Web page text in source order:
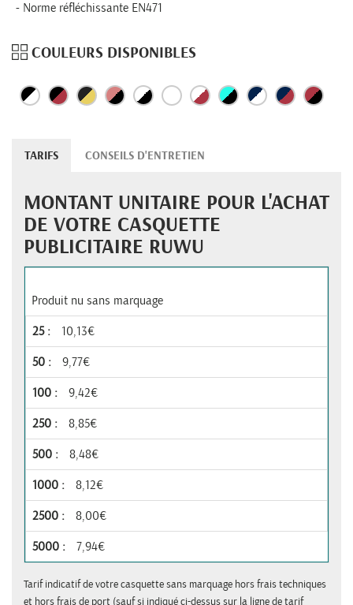
Norme réfléchissante EN471
COULEURS DISPONIBLES
TARIFS CONSEILS D'ENTRETIEN
MONTANT UNITAIRE POUR L'ACHAT
DE VOTRE CASQUETTE
PUBLICITAIRE RUWU
Produit nu sans marquage
10,13€
9,77€
9,42€
8,85€
8,48€
8,12€
8,00€
7,94€
Tarif indicatif de votre casquette sans marquage hors frais techniques
et hors frais de port (sauf si indiqué ci-dessus sur la ligne de tarif